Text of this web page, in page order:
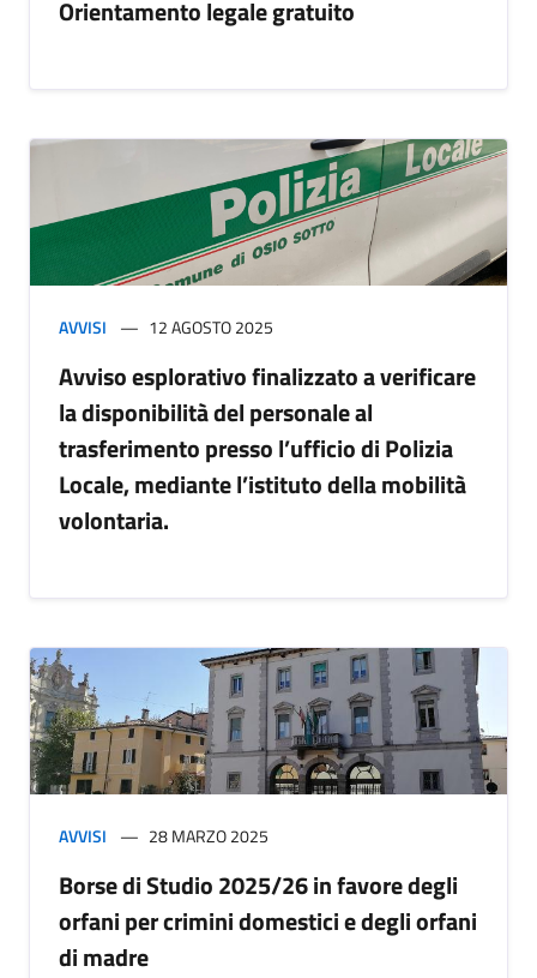
Orientamento legale gratuito
AVVISI 12 AGOSTO 2025
Avviso esplorativo finalizzato a verificare
la disponibilità del personale al
trasferimento presso l’ufficio di Polizia
Locale, mediante l’istituto della mobilità
volontaria.
AVVISI 28 MARZO 2025
Borse di Studio 2025/26 in favore degli
orfani per crimini domestici e degli orfani
di madre